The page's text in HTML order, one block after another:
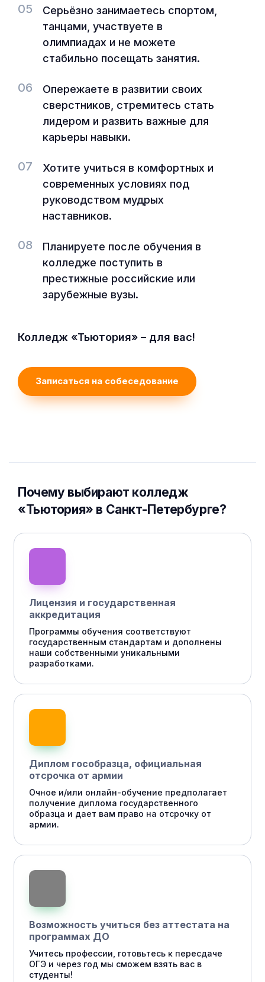
05
Серьёзно занимаетесь спортом,
танцами, участвуете в
олимпиадах и не можете
стабильно посещать занятия.
06
Опережаете в развитии своих
сверстников, стремитесь стать
лидером и развить важные для
карьеры навыки.
07
Хотите учиться в комфортных и
современных условиях под
руководством мудрых
наставников.
08
Планируете после обучения в
колледже поступить в
престижные российские или
зарубежные вузы.
Колледж «Тьютория» – для вас!
Записаться на собеседование
Почему выбирают колледж
«Тьютория» в Санкт-Петербурге?
Лицензия и государственная
аккредитация
Программы обучения соответствуют
государственным стандартам и дополнены
наши собственными уникальными
разработками.
Диплом гособразца, официальная
отсрочка от армии
Очное и/или онлайн-обучение предполагает
получение диплома государственного
образца и дает вам право на отсрочку от
армии.
Возможность учиться без аттестата на
программах ДО
Учитесь профессии, готовьтесь к пересдаче
ОГЭ и через год мы сможем взять вас в
студенты!